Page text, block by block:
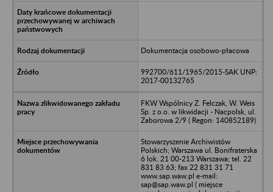
Dokumentacja osobowo-płacowa
992700/611/1965/2015-SAK UNP:
2017-00132765
FKW Wspólnicy Z. Felczak, W. Weis
Sp. z o.o. w likwidacji - Nacpolsk, ul.
Zaborowa 2/9 ( Regon: 140852189)
Stowarzyszenie Archiwistów
Polskich; Warszawa ul. Bonifraterska
6 lok. 21 00-213 Warszawa; tel. 22
831 83 63; fax 22 831 31 71
www.sap.waw.pl e-mail:
sap@sap.waw.pl ( miejsce